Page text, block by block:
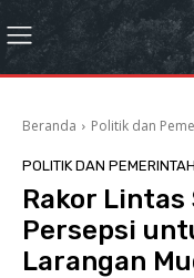
Beranda Politik dan
POLITIK DAN
Rakor
Persepsi
Larangan